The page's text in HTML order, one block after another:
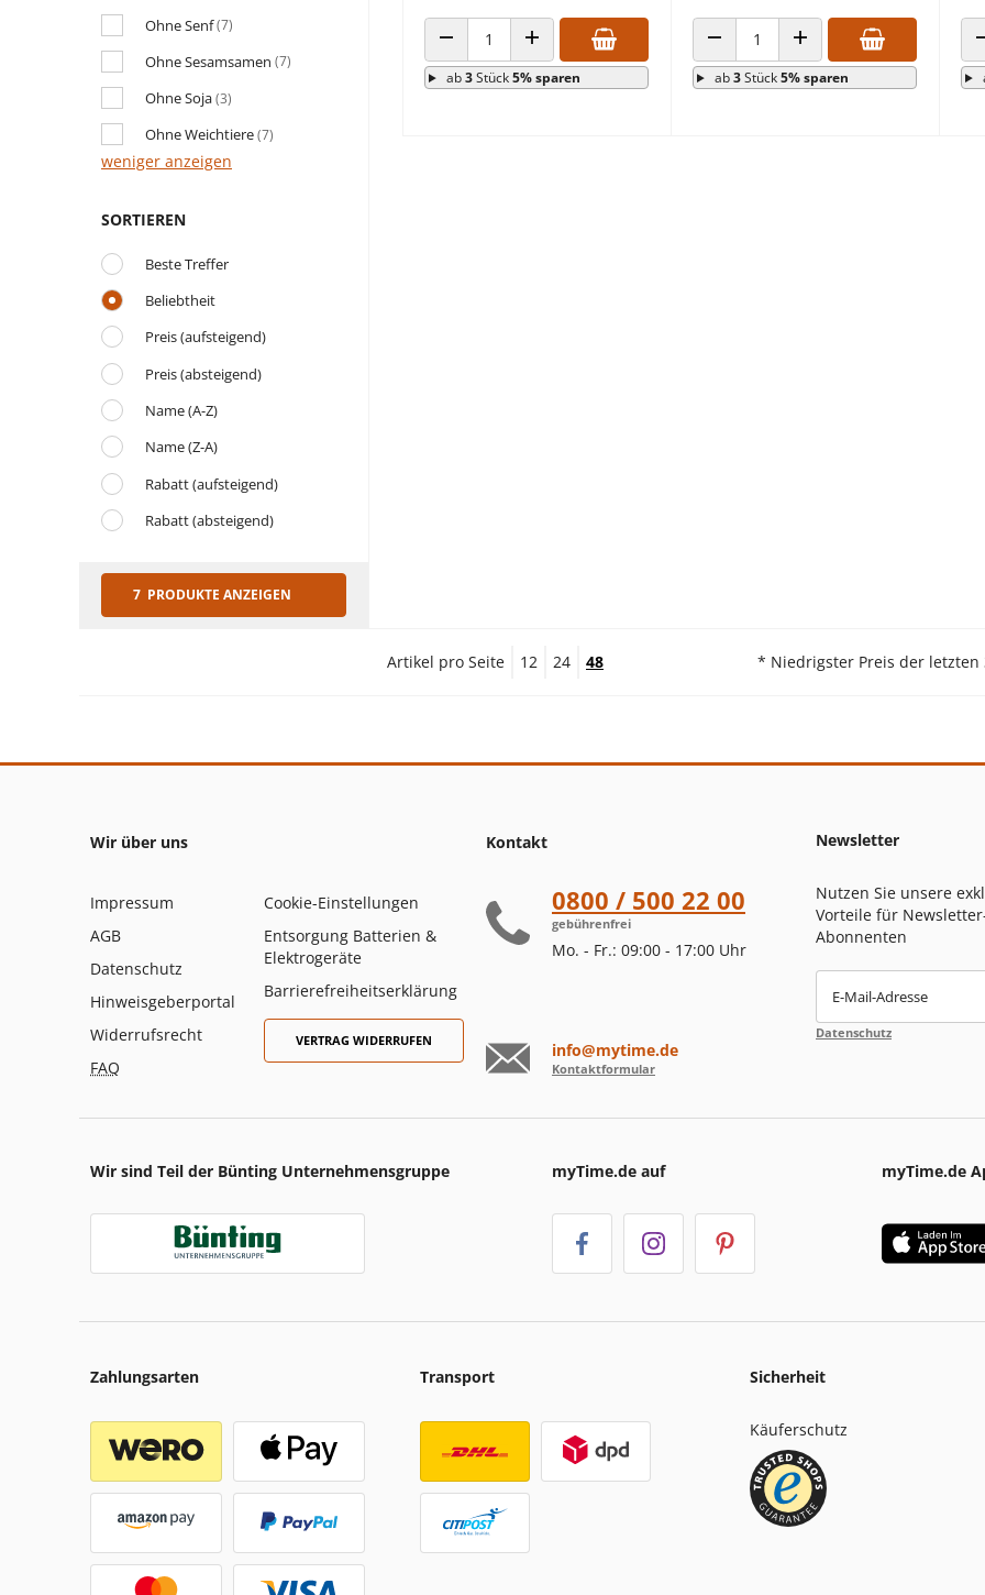
Ohne Senf(7)
Ohne Sesamsamen (7)
Ohne Soja(3)
Ohne Weichtiere(7)
weniger anzeigen
SORTIEREN
Beste Treffer
Beliebtheit
Preis (aufsteigend)
Preis (absteigend)
Name (A-Z)
Name (Z-A)
Rabatt (aufsteigend)
Rabatt (absteigend)
7 PRODUKTE ANZEIGEN
ANZAHL VERRINGERNANZAHL ERHÖHEN
ab3Stück5% sparen
ANZAHL VERRINGERNANZAHL ERHÖHEN
ab3Stück5% sparen
Artikel pro Seite 12 24 48 * Niedrigster Preis der letzten
Wir über uns
Impressum
AGB
Datenschutz
Hinweisgeberportal
Widerrufsrecht
FAQ
Cookie-Einstellungen
Entsorgung Batterien &
Elektrogeräte
Barrierefreiheitserklärung
VERTRAG WIDERRUFEN
Kontakt
0800 / 500 22 00
gebührenfrei
Mo. - Fr.: 09:00 - 17:00 Uhr
info@mytime.de
Kontaktformular
Newsletter
Nutzen Sie unsere
Vorteile für
Abonnenten
E-Mail-Adresse
Datenschutz
Wir sind Teil der Bünting Unternehmensgruppe myTime.de auf myTime.de
Zahlungsarten Transport Sicherheit
Käuferschutz